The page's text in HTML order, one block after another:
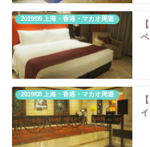
2019/08 上海・香港・マカオ周遊
2019/08 上海・香港・マカオ周遊